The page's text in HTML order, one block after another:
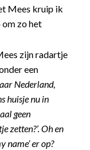
Mees kruip ik
zo het
zijn radartje
een
Nederland,
huisje nu in
geen
zetten?’. Oh en
name’ er op?